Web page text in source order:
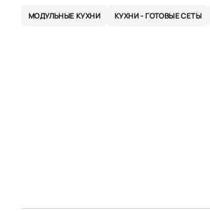
МОДУЛЬНЫЕ КУХНИ КУХНИ - ГОТОВЫЕ СЕТЫ